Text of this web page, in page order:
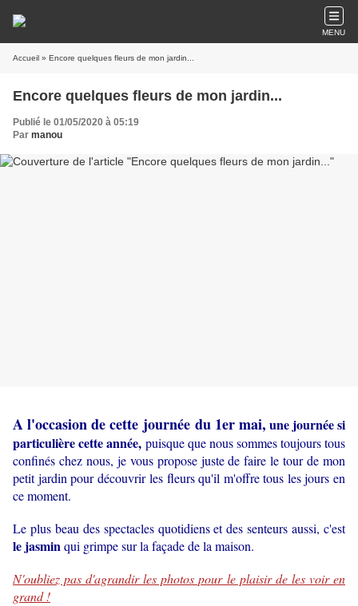
MENU
Accueil » Encore quelques fleurs de mon jardin...
Encore quelques fleurs de mon jardin...
Publié le 01/05/2020 à 05:19
Par manou
A l'occasion de cette journée du 1er mai, une journée si
particulière cette année, puisque que nous sommes toujours tous
confinés chez nous, je vous propose juste de faire le tour de mon
petit jardin pour découvrir les fleurs qu'il m'offre tous les jours en
ce moment.
Le plus beau des spectacles quotidiens et des senteurs aussi, c'est
le jasminqui grimpe sur la façade de la maison.
N'oubliez pas d'agrandir les photos pour le plaisir de les voir en
grand !